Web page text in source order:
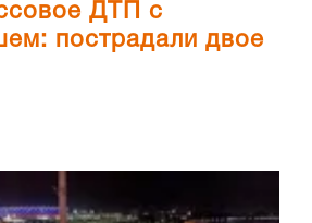
ДТП с
пострадали двое